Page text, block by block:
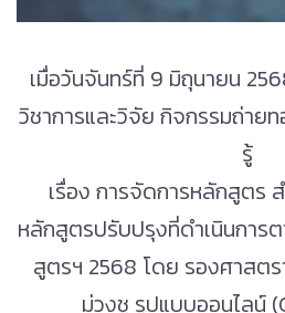
เมื่อวันจันทร์ที่ 9 มิถุนายน
วิชาการและวิจัย กิจกรรมถ่าย
รู้
เรื่อง การจัดการหลักสูตร
หลักสูตรปรับปรุงที่ดำเนินการ
สูตรฯ 2568 โดย รองศาสต
ม่วงชู รูปแบบออนไลน์